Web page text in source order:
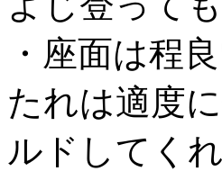
・座面は程
たれは適度
ルドしてくれ